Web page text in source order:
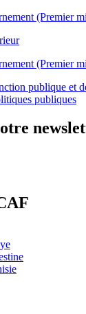
(Premier
(Premier
publique et
publiques